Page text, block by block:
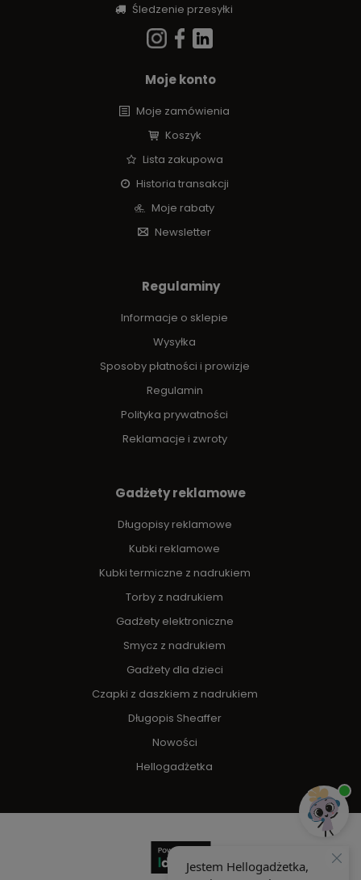
Śledzenie przesyłki
Moje konto
Moje zamówienia
Koszyk
Lista zakupowa
Historia transakcji
Moje rabaty
Newsletter
Regulaminy
Informacje o sklepie
Wysyłka
Sposoby płatności i prowizje
Regulamin
Polityka prywatności
Reklamacje i zwroty
Gadżety reklamowe
Długopisy reklamowe
Kubki reklamowe
Kubki termiczne z nadrukiem
Torby z nadrukiem
Gadżety elektroniczne
Smycz z nadrukiem
Gadżety dla dzieci
Czapki z daszkiem z nadrukiem
Długopis Sheaffer
Nowości
Hellogadżetka